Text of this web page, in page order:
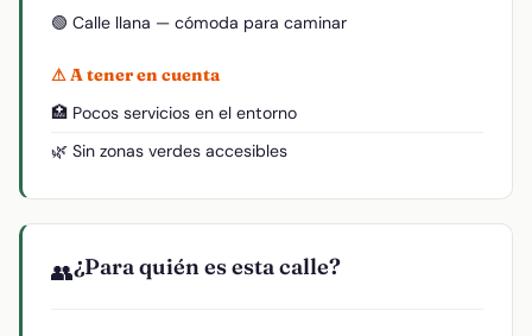
🟢 Calle llana — cómoda para caminar
⚠ A tener en cuenta
🏥 Pocos servicios en el entorno
🌿 Sin zonas verdes accesibles
👥¿Para quién es esta calle?